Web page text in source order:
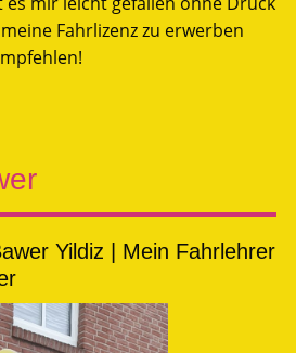
Fahrlizenz zu erwerben
Yildiz | Mein Fahrlehrer